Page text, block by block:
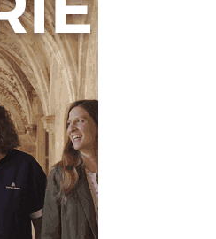
Diputación de León
Noticias de León
Turismo de León